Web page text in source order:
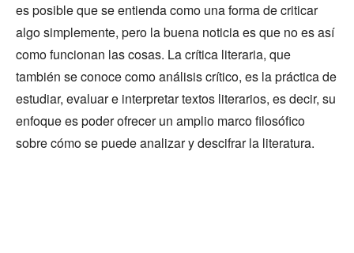
es posible que se entienda como una forma de criticar
algo simplemente, pero la buena noticia es que no es así
como funcionan las cosas. La crítica literaria, que
también se conoce como análisis crítico, es la práctica de
estudiar, evaluar e interpretar textos literarios, es decir, su
enfoque es poder ofrecer un amplio marco filosófico
sobre cómo se puede analizar y descifrar la literatura.